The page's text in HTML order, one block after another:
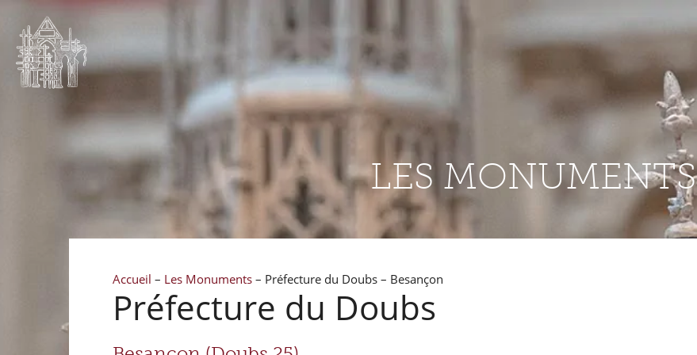
LES MONUMENTS
Accueil – Les Monuments – Préfecture du Doubs – Besançon
Préfecture du Doubs